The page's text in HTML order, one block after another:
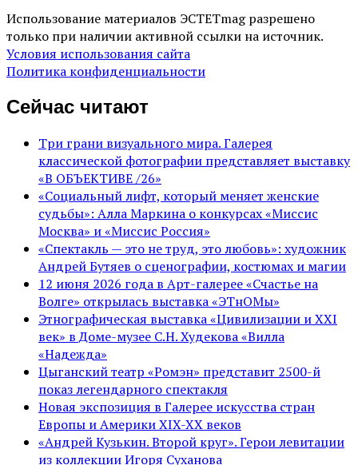
Использование материалов ЭСТЕТmag разрешено
только при наличии активной ссылки на источник.
Условия использования сайта
Политика конфиденциальности
Сейчас читают
Три грани визуального мира. Галерея
классической фотографии представляет выставку
«В ОБЪЕКТИВЕ /26»
«Социальный лифт, который меняет женские
судьбы»: Алла Маркина о конкурсах «Миссис
Москва» и «Миссис Россия»
«Спектакль — это не труд, это любовь»: художник
Андрей Бутяев о сценографии, костюмах и магии
12 июня 2026 года в Арт-галерее «Счастье на
Волге» открылась выставка «ЭТнОМы»
Этнографическая выставка «Цивилизации и ХХI
век» в Доме-музее С.Н. Худекова «Вилла
«Надежда»
Цыганский театр «Ромэн» представит 2500-й
показ легендарного спектакля
Новая экспозиция в Галерее искусства стран
Европы и Америки XIX-XX веков
«Андрей Кузькин. Второй круг». Герои левитации
из коллекции Игоря Суханова